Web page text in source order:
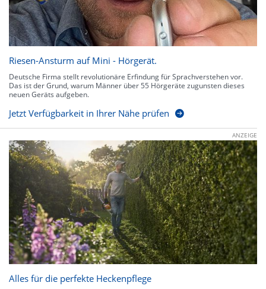
Riesen-Ansturm auf Mini - Hörgerät.
Deutsche Firma stellt revolutionäre Erfindung für Sprachverstehen vor.
Das ist der Grund, warum Männer über 55 Hörgeräte zugunsten dieses
neuen Geräts aufgeben.
Jetzt Verfügbarkeit in Ihrer Nähe prüfen
ANZEIGE
Alles für die perfekte Heckenpflege